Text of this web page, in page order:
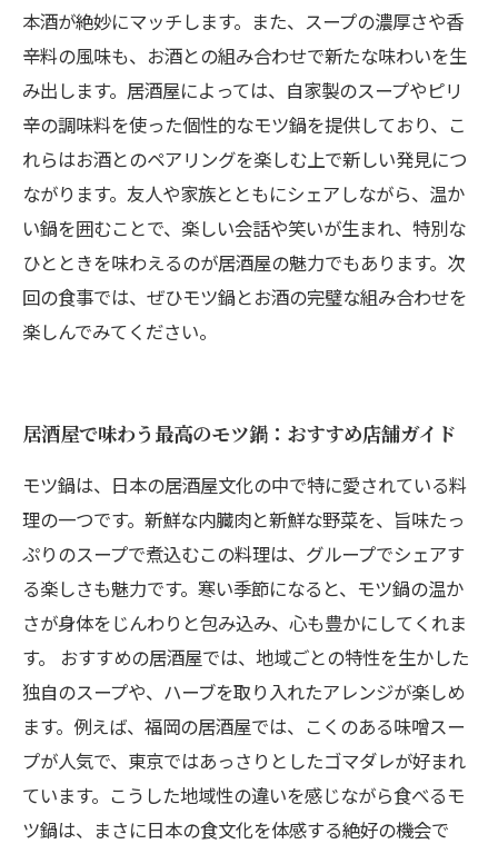
本酒が絶妙にマッチします。また、スープの濃厚さや香
辛料の風味も、お酒との組み合わせで新たな味わいを生
み出します。居酒屋によっては、自家製のスープやピリ
辛の調味料を使った個性的なモツ鍋を提供しており、こ
れらはお酒とのペアリングを楽しむ上で新しい発見につ
ながります。友人や家族とともにシェアしながら、温か
い鍋を囲むことで、楽しい会話や笑いが生まれ、特別な
ひとときを味わえるのが居酒屋の魅力でもあります。次
回の食事では、ぜひモツ鍋とお酒の完璧な組み合わせを
楽しんでみてください。
居酒屋で味わう最高のモツ鍋：おすすめ店舗ガイド
モツ鍋は、日本の居酒屋文化の中で特に愛されている料
理の一つです。新鮮な内臓肉と新鮮な野菜を、旨味たっ
ぷりのスープで煮込むこの料理は、グループでシェアす
る楽しさも魅力です。寒い季節になると、モツ鍋の温か
さが身体をじんわりと包み込み、心も豊かにしてくれま
す。 おすすめの居酒屋では、地域ごとの特性を生かした
独自のスープや、ハーブを取り入れたアレンジが楽しめ
ます。例えば、福岡の居酒屋では、こくのある味噌スー
プが人気で、東京ではあっさりとしたゴマダレが好まれ
ています。こうした地域性の違いを感じながら食べるモ
ツ鍋は、まさに日本の食文化を体感する絶好の機会で